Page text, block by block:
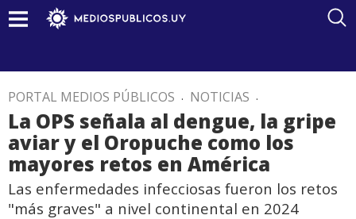
PORTAL MEDIOS PÚBLICOS . NOTICIAS .
La OPS señala al dengue, la gripe
aviar y el Oropuche como los
mayores retos en América
Las enfermedades infecciosas fueron los retos
"más graves" a nivel continental en 2024